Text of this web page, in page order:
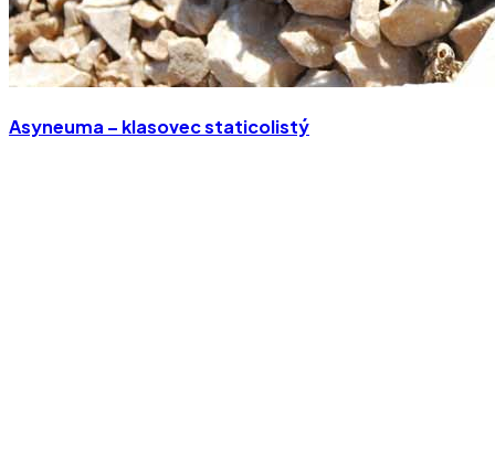
Asyneuma – klasovec staticolistý